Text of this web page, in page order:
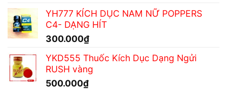
YH777 KÍCH DỤC NAM NỮ POPPERS
C4- DẠNG HÍT
300.000₫
YKD555 Thuốc Kích Dục Dạng Ngửi
RUSH vàng
500.000₫